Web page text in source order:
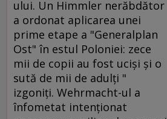
ului. Un Himmler nerăbdător
a ordonat aplicarea unei
prime etape a "Generalplan
Ost" în estul Poloniei: zece
mii de copii au fost ucişi şi o
sută de mii de adulţi "
izgoniţi. Wehrmacht-ul a
înfometat intenţionat